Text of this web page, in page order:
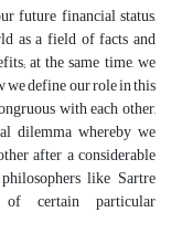
future financial status,
as a field of facts and
at the same time, we
we define our role in this
with each other,
dilemma whereby we
after a considerable
like Sartre
of certain particular